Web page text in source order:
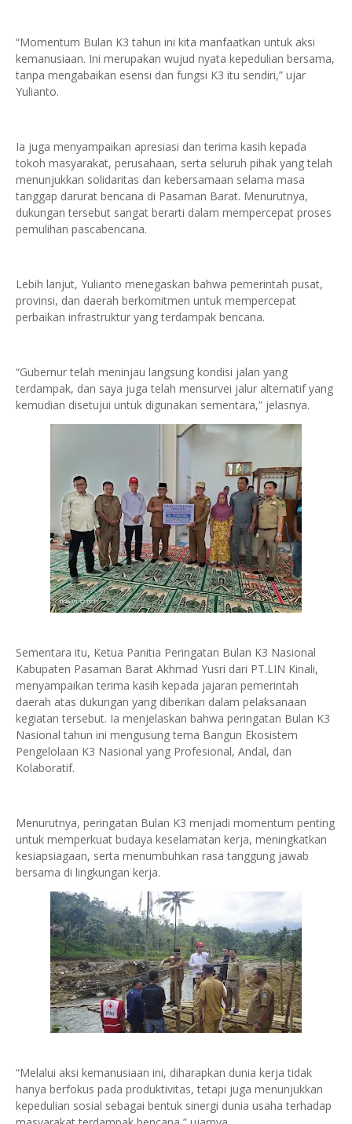
“Momentum Bulan K3 tahun ini kita manfaatkan untuk aksi
kemanusiaan. Ini merupakan wujud nyata kepedulian bersama,
tanpa mengabaikan esensi dan fungsi K3 itu sendiri,” ujar
Yulianto.
Ia juga menyampaikan apresiasi dan terima kasih kepada
tokoh masyarakat, perusahaan, serta seluruh pihak yang telah
menunjukkan solidaritas dan kebersamaan selama masa
tanggap darurat bencana di Pasaman Barat. Menurutnya,
dukungan tersebut sangat berarti dalam mempercepat proses
pemulihan pascabencana.
Lebih lanjut, Yulianto menegaskan bahwa pemerintah pusat,
provinsi, dan daerah berkomitmen untuk mempercepat
perbaikan infrastruktur yang terdampak bencana.
“Gubernur telah meninjau langsung kondisi jalan yang
terdampak, dan saya juga telah mensurvei jalur alternatif yang
kemudian disetujui untuk digunakan sementara,” jelasnya.
Sementara itu, Ketua Panitia Peringatan Bulan K3 Nasional
Kabupaten Pasaman Barat Akhmad Yusri dari PT.LIN Kinali,
menyampaikan terima kasih kepada jajaran pemerintah
daerah atas dukungan yang diberikan dalam pelaksanaan
kegiatan tersebut. Ia menjelaskan bahwa peringatan Bulan K3
Nasional tahun ini mengusung tema Bangun Ekosistem
Pengelolaan K3 Nasional yang Profesional, Andal, dan
Kolaboratif.
Menurutnya, peringatan Bulan K3 menjadi momentum penting
untuk memperkuat budaya keselamatan kerja, meningkatkan
kesiapsiagaan, serta menumbuhkan rasa tanggung jawab
bersama di lingkungan kerja.
“Melalui aksi kemanusiaan ini, diharapkan dunia kerja tidak
hanya berfokus pada produktivitas, tetapi juga menunjukkan
kepedulian sosial sebagai bentuk sinergi dunia usaha terhadap